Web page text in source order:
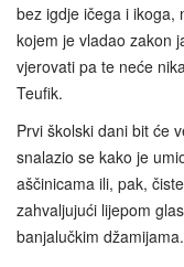
bez igdje ičega i ikoga,
kojem je vladao zakon
vjerovati pa te neće
Teufik.
Prvi školski dani bit će
snalazio se kako je
aščinicama ili, pak,
zahvaljujući lijepom
banjalučkim džamijama.